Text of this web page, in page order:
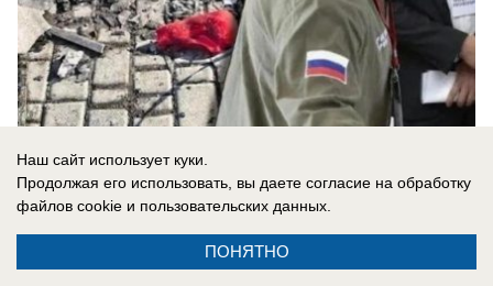
05.08.2026 0
Наш сайт использует куки.
Продолжая его использовать, вы даете согласие на обработку
файлов cookie и пользовательских данных.
ПОНЯТНО